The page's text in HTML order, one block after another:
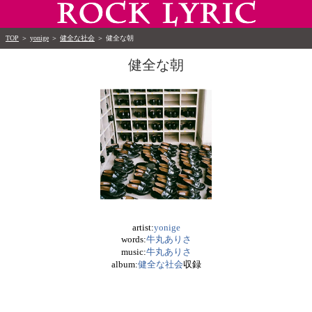
TOP ＞ yonige ＞ 健全な社会 ＞ 健全な朝
健全な朝
artist:yonige
words:牛丸ありさ
music:牛丸ありさ
album:健全な社会収録